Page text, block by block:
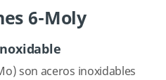
6-Moly
son aceros inoxidables